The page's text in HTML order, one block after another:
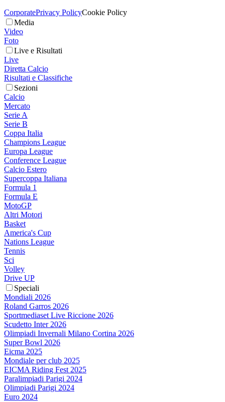
CorporatePrivacy PolicyCookie Policy
Media
Video
Foto
Live e Risultati
Live
Diretta Calcio
Risultati e Classifiche
Sezioni
Calcio
Mercato
Serie A
Serie B
Coppa Italia
Champions League
Europa League
Conference League
Calcio Estero
Supercoppa Italiana
Formula 1
Formula E
MotoGP
Altri Motori
Basket
America's Cup
Nations League
Tennis
Sci
Volley
Drive UP
Speciali
Mondiali 2026
Roland Garros 2026
Sportmediaset Live Riccione 2026
Scudetto Inter 2026
Olimpiadi Invernali Milano Cortina 2026
Super Bowl 2026
Eicma 2025
Mondiale per club 2025
EICMA Riding Fest 2025
Paralimpiadi Parigi 2024
Olimpiadi Parigi 2024
Euro 2024